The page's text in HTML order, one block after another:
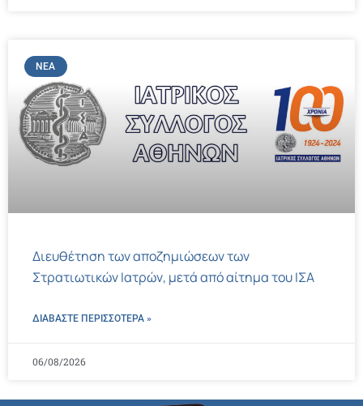
ΝΈΑ
Διευθέτηση των αποζημιώσεων των
Στρατιωτικών Ιατρών, μετά από αίτημα του ΙΣΑ
ΔΙΑΒΑΣΤΕ ΠΕΡΙΣΣΌΤΕΡΑ »
06/08/2026